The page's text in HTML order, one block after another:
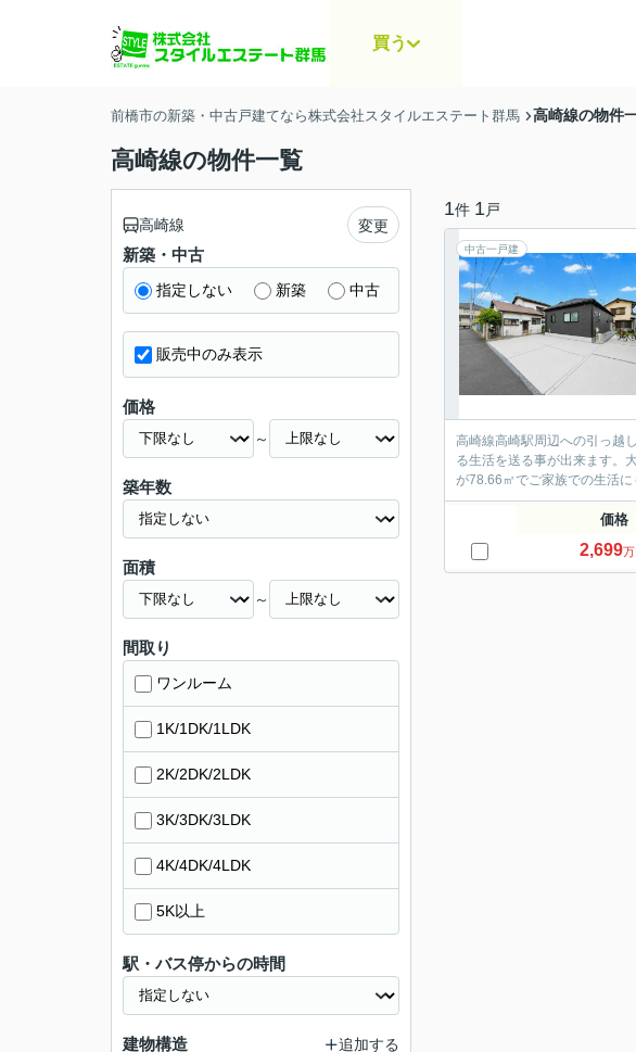
買う
前橋市の新築・中古戸建てなら株式会社スタイルエステート群馬 高崎線の物件
高崎線の物件一覧
1件 1 戸
中古一戸建
高崎線高崎駅周辺への引っ越
る生活を送る事が出来ます。
が78.66㎡でご家族での生活
価格
2,699
高崎線 変更
新築・中古
指定しない 新築 中古
販売中のみ表示
価格
～
築年数
面積
～
間取り
ワンルーム
1K/1DK/1LDK
2K/2DK/2LDK
3K/3DK/3LDK
4K/4DK/4LDK
5K以上
駅・バス停からの時間
建物構造 追加する